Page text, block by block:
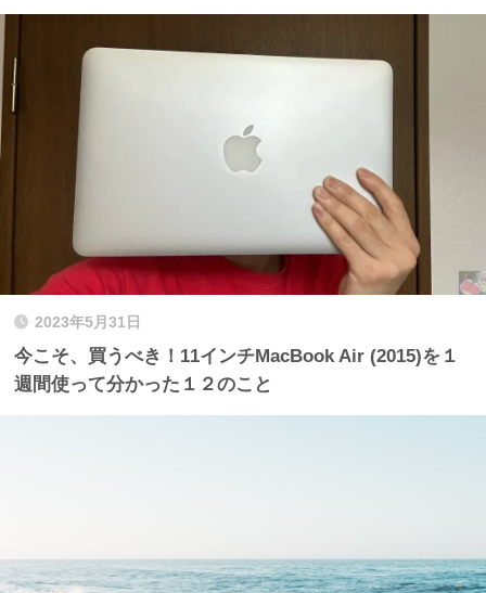
2023年5月31日
今こそ、買うべき！11インチMacBook Air (2015)を１
週間使って分かった１２のこと